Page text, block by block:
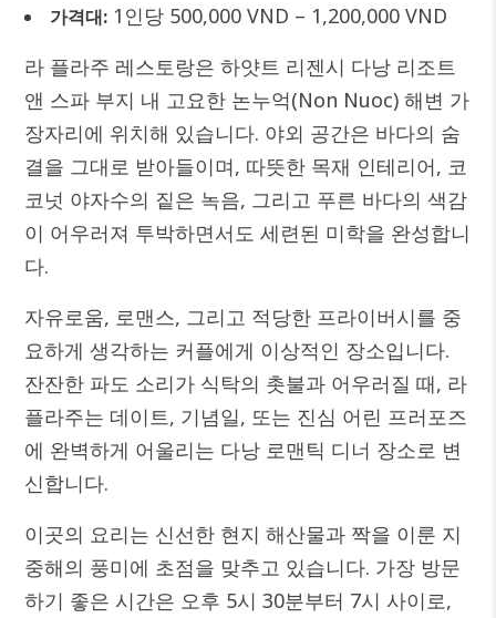
가격대: 1인당 500,000 VND – 1,200,000 VND
라 플라주 레스토랑은 하얏트 리젠시 다낭 리조트
앤 스파 부지 내 고요한 논누억(Non Nuoc) 해변 가
장자리에 위치해 있습니다. 야외 공간은 바다의 숨
결을 그대로 받아들이며, 따뜻한 목재 인테리어, 코
코넛 야자수의 짙은 녹음, 그리고 푸른 바다의 색감
이 어우러져 투박하면서도 세련된 미학을 완성합니
다.
자유로움, 로맨스, 그리고 적당한 프라이버시를 중
요하게 생각하는 커플에게 이상적인 장소입니다.
잔잔한 파도 소리가 식탁의 촛불과 어우러질 때, 라
플라주는 데이트, 기념일, 또는 진심 어린 프러포즈
에 완벽하게 어울리는 다낭 로맨틱 디너 장소로 변
신합니다.
이곳의 요리는 신선한 현지 해산물과 짝을 이룬 지
중해의 풍미에 초점을 맞추고 있습니다. 가장 방문
하기 좋은 시간은 오후 5시 30분부터 7시 사이로,